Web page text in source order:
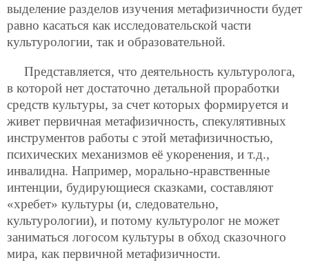
выделение разделов изучения метафизичности будет
равно касаться как исследовательской части
культурологии, так и образовательной.
Представляется, что деятельность культуролога,
в которой нет достаточно детальной проработки
средств культуры, за счет которых формируется и
живет первичная метафизичность, спекулятивных
инструментов работы с этой метафизичностью,
психических механизмов её укоренения, и т.д.,
инвалидна. Например, морально-нравственные
интенции, будирующиеся сказками, составляют
«хребет» культуры (и, следовательно,
культурологии), и потому культуролог не может
заниматься логосом культуры в обход сказочного
мира, как первичной метафизичности.